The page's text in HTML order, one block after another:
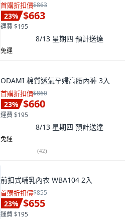
首購折扣價$863
23% $663
運費 $195
8/13 星期四 預計送達
免運
ODAMI 棉質透氣孕婦高腰內褲 3入
首購折扣價$860
23% $660
運費 $195
8/13 星期四 預計送達
免運
(42)
前扣式哺乳內衣 WBA104 2入
首購折扣價$855
23% $655
運費 $195